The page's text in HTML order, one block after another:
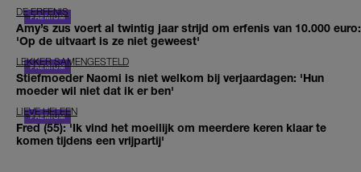
DE ERFENIS
Amy’s zus voert al twintig jaar strijd om erfenis van 10.000 euro:
'Op de uitvaart is ze niet geweest'
LEKKER SAMENGESTELD
Stiefmoeder Naomi is niet welkom bij verjaardagen: 'Hun
moeder wil niet dat ik er ben'
LIEVE HELEEN
Fred (55): 'Ik vind het moeilijk om meerdere keren klaar te
komen tijdens een vrijpartij'